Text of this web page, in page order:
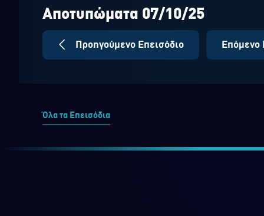
Αποτυπώματα 07/10/25
Προηγούμενο Επεισόδιο Επόμενο
Όλα τα Επεισόδια